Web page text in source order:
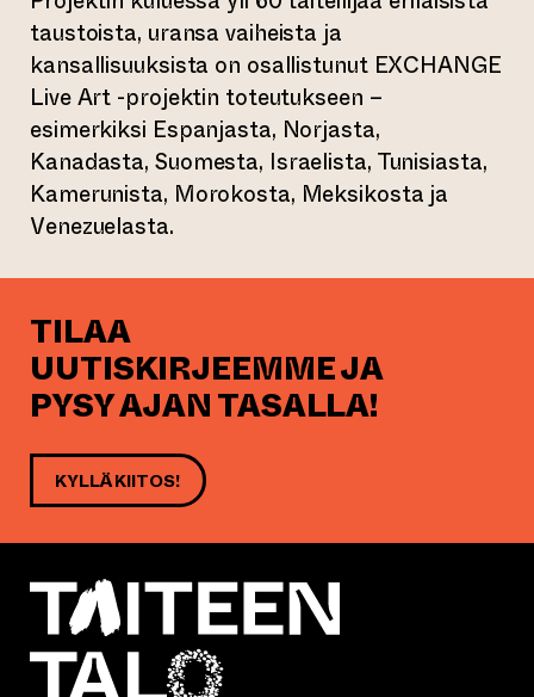
taustoista, uransa vaiheista ja
kansallisuuksista on osallistunut EXCHANGE
Live Art -projektin toteutukseen –
esimerkiksi Espanjasta, Norjasta,
Kanadasta, Suomesta, Israelista, Tunisiasta,
Kamerunista, Morokosta, Meksikosta ja
Venezuelasta.
TILAA
UUTISKIRJEEMME JA
PYSY AJAN TASALLA!
KYLLÄ KIITOS!